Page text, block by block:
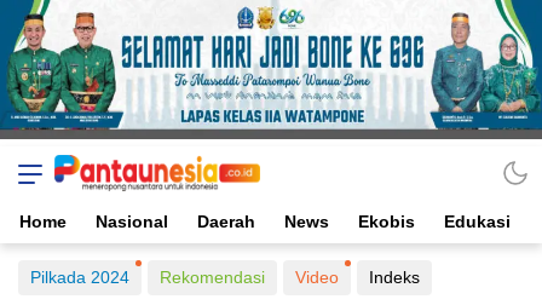
Home Nasional Daerah News Ekobis Edukasi
Pilkada 2024 Rekomendasi Video Indeks